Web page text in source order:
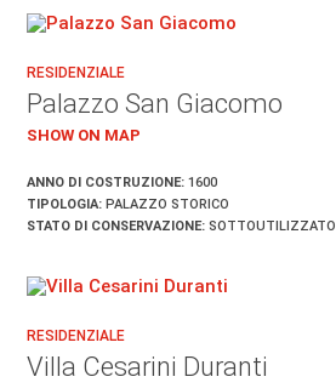
RESIDENZIALE
Palazzo San Giacomo
SHOW ON MAP
ANNO DI COSTRUZIONE: 1600
TIPOLOGIA: PALAZZO STORICO
STATO DI CONSERVAZIONE: SOTTOUTILIZZATO
RESIDENZIALE
Villa Cesarini Duranti